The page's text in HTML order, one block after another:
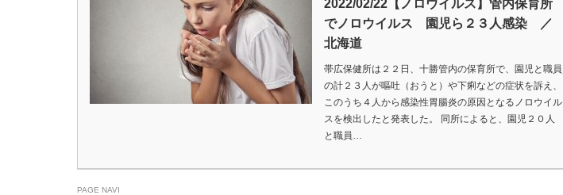
2022/02/22【ノロウイルス】管内保育所
でノロウイルス 園児ら２３人感染 ／
北海道
帯広保健所は２２日、十勝管内の保育所で、園児と職員
の計２３人が嘔吐（おうと）や下痢などの症状を訴え、
このうち４人から感染性胃腸炎の原因となるノロウイル
スを検出したと発表した。 同所によると、園児２０人
と職員…
PAGE NAVI